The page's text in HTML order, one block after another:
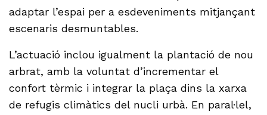
adaptar l’espai per a esdeveniments mitjançant
escenaris desmuntables.
L’actuació inclou igualment la plantació de nou
arbrat, amb la voluntat d’incrementar el
confort tèrmic i integrar la plaça dins la xarxa
de refugis climàtics del nucli urbà. En paral·lel,